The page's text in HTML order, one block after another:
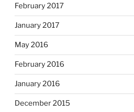
February 2017
January 2017
May 2016
February 2016
January 2016
December 2015